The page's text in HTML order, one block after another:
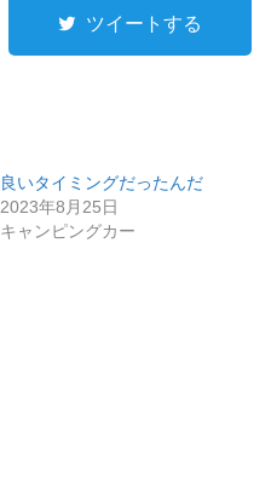
ツイートする
良いタイミングだったんだ
2023年8月25日
キャンピングカー